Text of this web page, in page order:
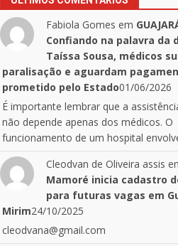
Fabiola Gomes em
Confiando na palavra da
Taíssa Sousa, médicos
paralisação e aguardam
prometido pelo Estado01/06/2026
É importante lembrar que a
não depende apenas dos médicos. O
funcionamento de um hospital
Cleodvan de Oliveira assis
Mamoré inicia cadastro
para futuras vagas em
Mirim24/10/2025
cleodvana@gmail.com